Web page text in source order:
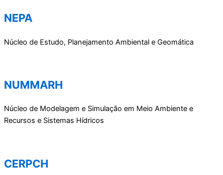
NEPA
Núcleo de Estudo, Planejamento Ambiental e Geomática
NUMMARH
Núcleo de Modelagem e Simulação em Meio Ambiente e
Recursos e Sistemas Hídricos
CERPCH